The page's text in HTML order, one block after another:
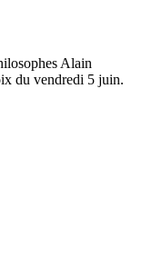
Alain
du vendredi 5 juin.